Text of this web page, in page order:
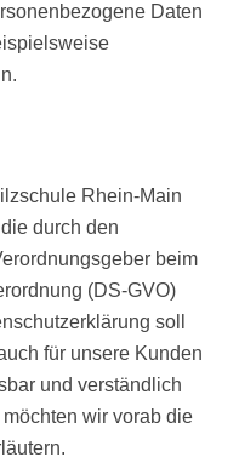
Daten
Rhein-Main
durch den
beim
(DS-GVO)
soll
für unsere Kunden
und verständlich
wir vorab die